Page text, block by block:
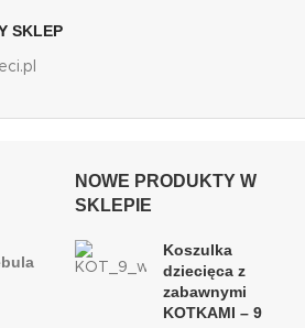
SKLEP
NOWE PRODUKTY W
SKLEPIE
Koszulka
dziecięca z
zabawnymi
KOTKAMI – 9